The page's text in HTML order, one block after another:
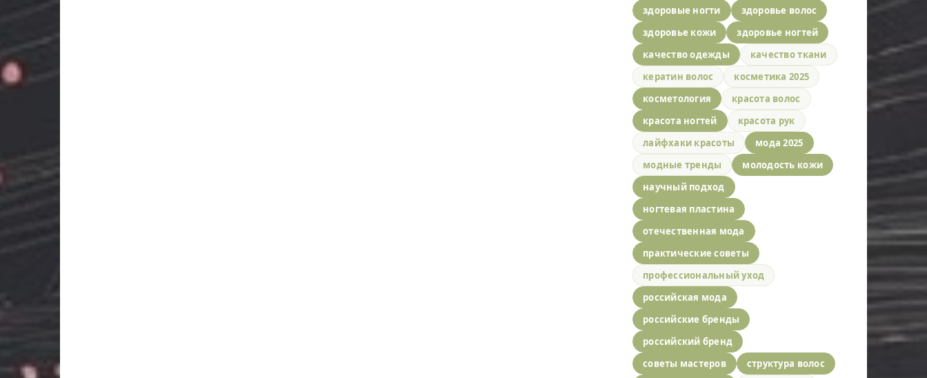
здоровые ногти
здоровье волос
здоровье кожи
здоровье ногтей
качество одежды
качество ткани
кератин волос
косметика 2025
косметология
красота волос
красота ногтей
красота рук
лайфхаки красоты
мода 2025
модные тренды
молодость кожи
научный подход
ногтевая пластина
отечественная мода
практические советы
профессиональный уход
российская мода
российские бренды
российский бренд
советы мастеров
структура волос